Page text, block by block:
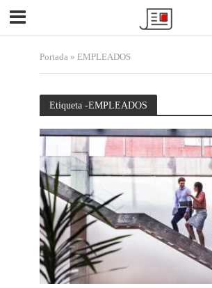
Portada» EMPLEADOS
Etiqueta -EMPLEADOS